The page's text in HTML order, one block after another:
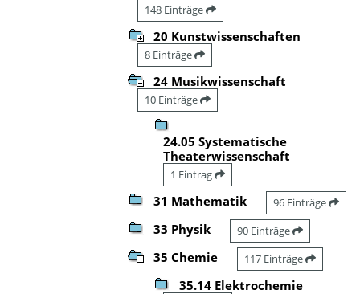
148 Einträge
20 Kunstwissenschaften
8 Einträge
24 Musikwissenschaft
10 Einträge
24.05 Systematische
Theaterwissenschaft
1 Eintrag
31 Mathematik 96 Einträge
33 Physik 90 Einträge
35 Chemie 117 Einträge
35.14 Elektrochemie